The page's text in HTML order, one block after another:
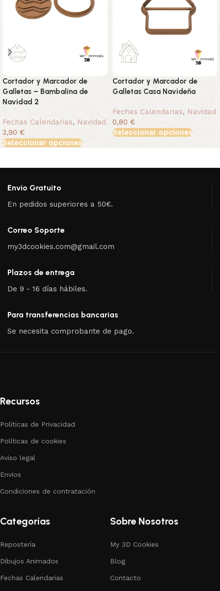
Cortador y Marcador de
Galletas – Bambalina de
Navidad 2
Fechas Calendarias, Navidad
3,90 €
Seleccionar opciones
Cortador y Marcador de
Galletas Casa Navideña
Fechas Calendarias, Navidad
0,80 €
Seleccionar opciones
Envío Gratuito
En pedidos superiores a 50€.
Correo Soporte
my3dcookies.com@gmail.com
Plazos de entrega
De 9 - 16 días hábiles.
Para transferencias bancarias
Se necesita comprobante de pago.
Recursos
Políticas de Privacidad
Políticas de cookies
Aviso legal
Envíos
Condiciones de contratación
Categorías
Repostería
Dibujos Animados
Fechas Calendarias
Sobre Nosotros
My 3D Cookies
Blog
Contacto